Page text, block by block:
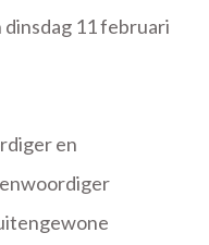
11 februari
en